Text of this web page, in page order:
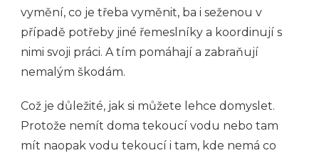
vymění, co je třeba vyměnit, ba i seženou v
případě potřeby jiné řemeslníky a koordinují s
nimi svoji práci. A tím pomáhají a zabraňují
nemalým škodám.
Což je důležité, jak si můžete lehce domyslet.
Protože nemít doma tekoucí vodu nebo tam
mít naopak vodu tekoucí i tam, kde nemá co